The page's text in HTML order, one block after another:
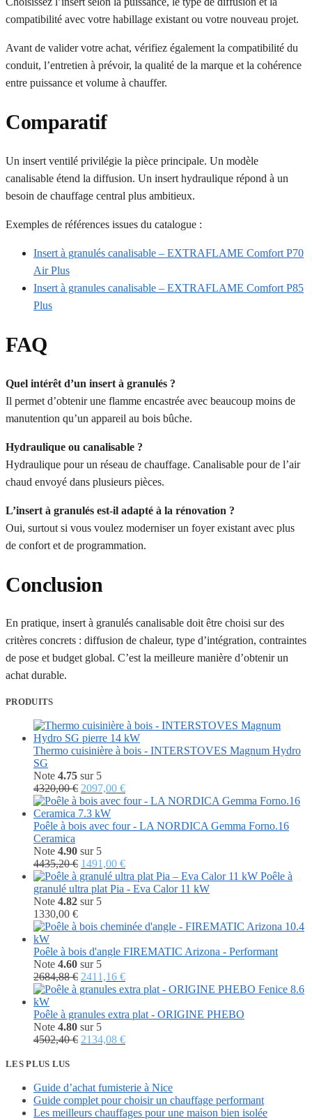
compatibilité avec votre habillage existant ou votre nouveau projet.
Avant de valider votre achat, vérifiez également la compatibilité du
conduit, l’entretien à prévoir, la qualité de la marque et la cohérence
entre puissance et volume à chauffer.
Comparatif
Un insert ventilé privilégie la pièce principale. Un modèle
canalisable étend la diffusion. Un insert hydraulique répond à un
besoin de chauffage central plus ambitieux.
Exemples de références issues du catalogue :
Insert à granulés canalisable – EXTRAFLAME Comfort P70
Air Plus
Insert à granules canalisable – EXTRAFLAME Comfort P85
Plus
FAQ
Quel intérêt d’un insert à granulés ?
Il permet d’obtenir une flamme encastrée avec beaucoup moins de
manutention qu’un appareil au bois bûche.
Hydraulique ou canalisable ?
Hydraulique pour un réseau de chauffage. Canalisable pour de l’air
chaud envoyé dans plusieurs pièces.
L’insert à granulés est-il adapté à la rénovation ?
Oui, surtout si vous voulez moderniser un foyer existant avec plus
de confort et de programmation.
Conclusion
En pratique, insert à granulés canalisable doit être choisi sur des
critères concrets : diffusion de chaleur, type d’intégration, contraintes
de pose et budget global. C’est la meilleure manière d’obtenir un
achat durable.
PRODUITS
Thermo cuisinière à bois - INTERSTOVES Magnum Hydro
SG
Note 4.75 sur 5
4320,00€ Le
prix
initial
était :
2097,00 €Le
prix
est :
Poêle à bois avec four - LA NORDICA Gemma Forno.16
Ceramica
Note 4.90 sur 5
4435,20€ Le
prix
initial
était :
1491,00 €Le
prix
actuel
Poêle à
granulé ultra plat Pia - Eva Calor 11 kW
Note 4.82 sur 5
1330,00 €
Poêle à bois d'angle FIREMATIC Arizona - Performant
Note 4.60 sur 5
2684,88€ Le
prix
était :
2684,88 €.
2411,16 €Le
prix
est :
Poêle à granules extra plat - ORIGINE PHEBO
Note 4.80 sur 5
4502,40€ Le
4502,40 €.
2134,08 €Le
2134,08 €.
LES PLUS LUS
Guide d’achat fumisterie à Nice
Guide complet pour choisir un chauffage performant
Les meilleurs chauffages pour une maison bien isolée